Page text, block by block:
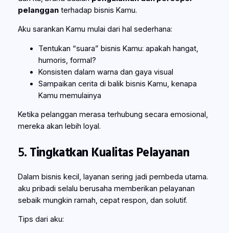
pelangganterhadap bisnis Kamu.
Aku sarankan Kamu mulai dari hal sederhana:
Tentukan “suara” bisnis Kamu: apakah hangat,
humoris, formal?
Konsisten dalam warna dan gaya visual
Sampaikan cerita di balik bisnis Kamu, kenapa
Kamu memulainya
Ketika pelanggan merasa terhubung secara emosional,
mereka akan lebih loyal.
5. Tingkatkan Kualitas Pelayanan
Dalam bisnis kecil, layanan sering jadi pembeda utama.
aku pribadi selalu berusaha memberikan pelayanan
sebaik mungkin ramah, cepat respon, dan solutif.
Tips dari aku: